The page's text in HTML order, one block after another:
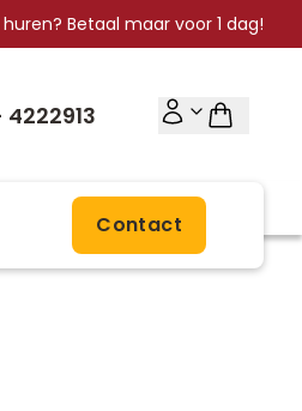
Betaal maar voor 1 dag!
Contact